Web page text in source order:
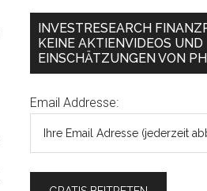
INVESTRESEARCH
KEINE AKTIENVIDEOS UND
EINSCHÄTZUNGEN VON
Email Addresse: